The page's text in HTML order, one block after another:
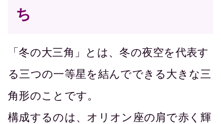
ち
「冬の大三角」とは、冬の夜空を代表す
る三つの一等星を結んでできる大きな三
角形のことです。
構成するのは、オリオン座の肩で赤く輝